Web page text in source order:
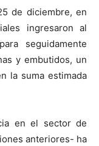
de diciembre, en
ingresaron al
seguidamente
y embutidos, un
la suma estimada
en el sector de
anteriores- ha